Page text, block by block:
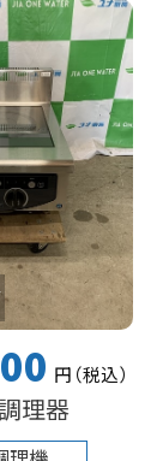
円（税込）
理器